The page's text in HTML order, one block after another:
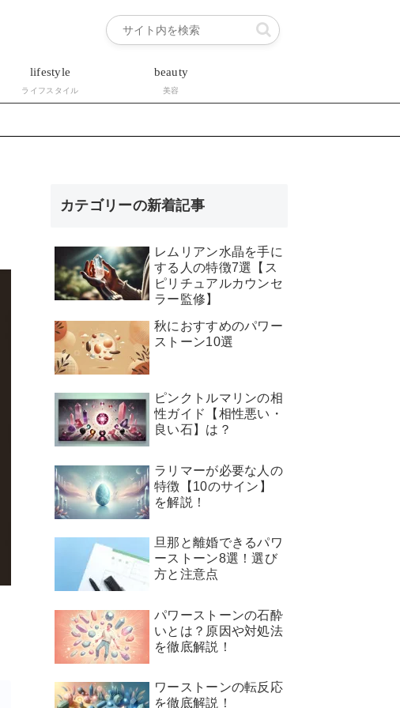
lifestyle
ライフスタイル
beauty
美容
カテゴリーの新着記事
レムリアン水晶を手に
する人の特徴7選【ス
ピリチュアルカウンセ
ラー監修】
秋におすすめのパワー
ストーン10選
ピンクトルマリンの相
性ガイド【相性悪い・
良い石】は？
ラリマーが必要な人の
特徴【10のサイン】
を解説！
旦那と離婚できるパワ
ーストーン8選！選び
方と注意点
パワーストーンの石酔
いとは？原因や対処法
を徹底解説！
ワーストーンの転反応
を徹底解説！